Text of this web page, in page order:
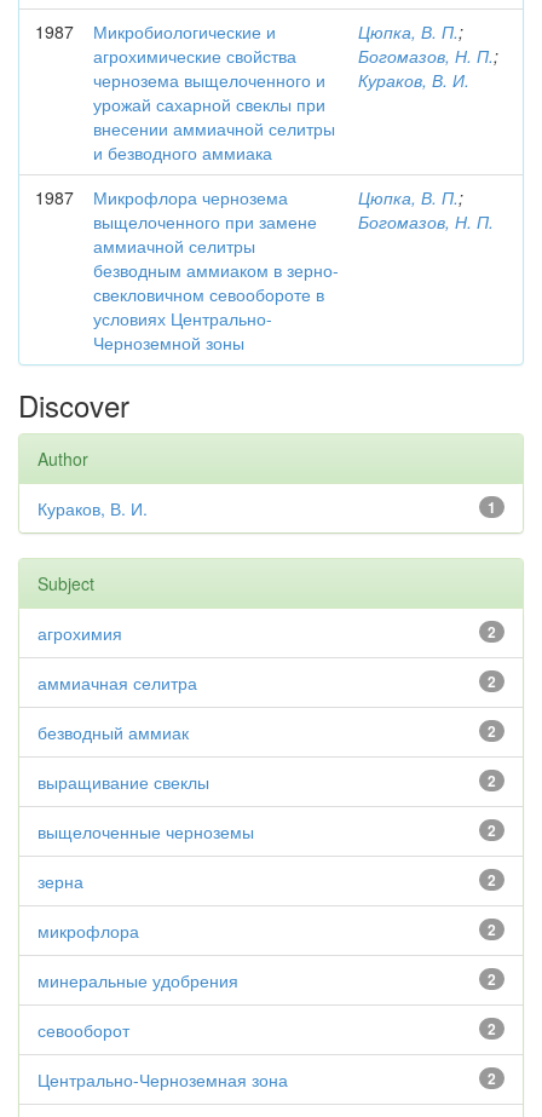
1987
Микробиологические и
агрохимические свойства
чернозема выщелоченного и
урожай сахарной свеклы при
внесении аммиачной селитры
и безводного аммиака
Цюпка, В. П.;
Богомазов, Н. П.;
Кураков, В. И.
1987
Микрофлора чернозема
выщелоченного при замене
аммиачной селитры
безводным аммиаком в зерно-
свекловичном севообороте в
условиях Центрально-
Черноземной зоны
Цюпка, В. П.;
Богомазов, Н. П.
Discover
Author
1
Кураков, В. И.
Subject
2
агрохимия
2
аммиачная селитра
2
безводный аммиак
2
выращивание свеклы
2
выщелоченные черноземы
2
зерна
2
микрофлора
2
минеральные удобрения
2
севооборот
2
Центрально-Черноземная зона